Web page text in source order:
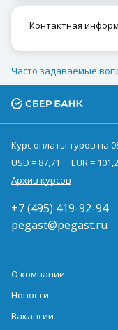
Контактная
Часто задаваемые
Курс оплаты туров на
USD = 87,71
EUR =
Архив курсов
+7 (495) 419-92-94
pegast@pegast.ru
О компании
Новости
Вакансии